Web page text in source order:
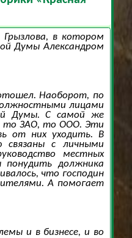
Грызлова, в котором
Думы Александром
Наоборот, по
лицами
Думы. С самой же
то ЗАО, то ООО. Эти
от них уходить. В
связаны с личными
местных
понудить должника
что господин
А помогает
и в бизнесе, и во